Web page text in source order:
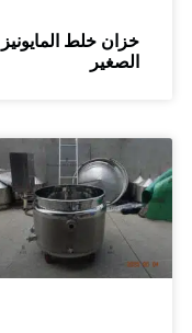
خلط المايونيز